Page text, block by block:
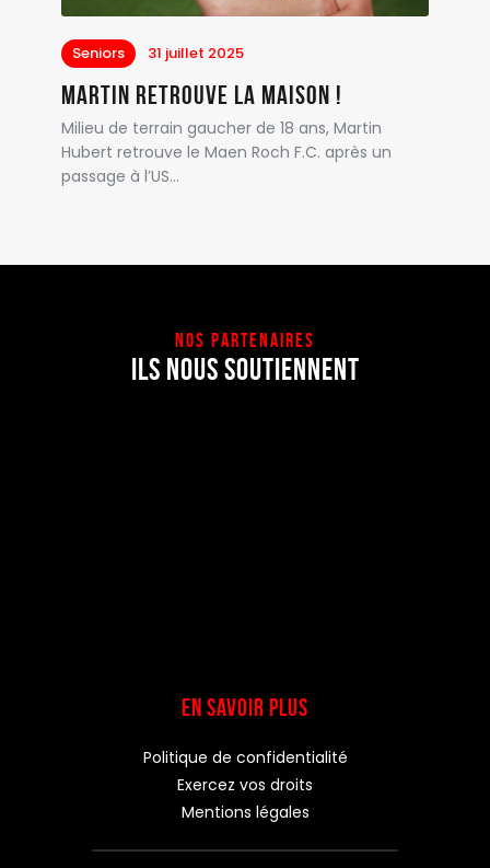
Seniors 31 juillet 2025
Martin retrouve la maison !
Milieu de terrain gaucher de 18 ans, Martin
Hubert retrouve le Maen Roch F.C. après un
passage à l’US…
NOS PARTENAIRES
ILS NOUS SOUTIENNENT
EN SAVOIR PLUS
Politique de confidentialité
Exercez vos droits
Mentions légales